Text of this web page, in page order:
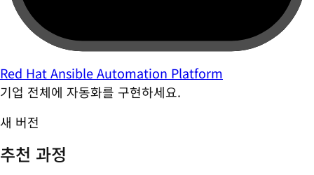
Red Hat Ansible Automation Platform
기업 전체에 자동화를 구현하세요.
새 버전
추천 과정